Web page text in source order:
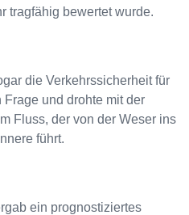
tragfähig bewertet wurde.
die Verkehrssicherheit für
und drohte mit der
Fluss, der von der Weser ins
führt.
ein prognostiziertes